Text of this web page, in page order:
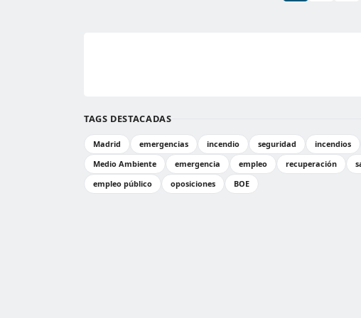
TAGS DESTACADAS
Madrid emergencias incendio seguridad incendios
Medio Ambiente
emergencia empleo recuperación
empleo público
oposiciones BOE